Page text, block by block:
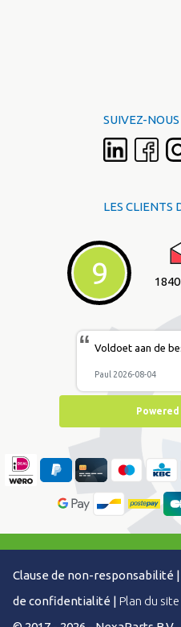
SUIVEZ-NOUS
LES CLIENTS
9
“ Voldoet aan de
Paul 2026-08-04
Clause de non-responsabilité |
de confidentialité | Plan du site